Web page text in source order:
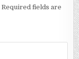
Required fields are